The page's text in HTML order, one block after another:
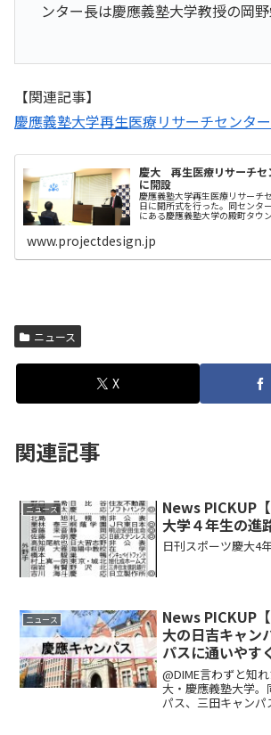
ンター長は慶應義塾大学教授の岡野
【関連記事】
慶應義塾大学再生医療リサーチセンター
慶大 再生医療リサーチセ
に開設
慶應義塾大学再生医療リサーチ
日に開所式を行った。同センタ
にある慶應義塾大学の殿町タウ
もので、センター長は慶...
www.projectdesign.jp
ニュース
X
関連記事
ニュース
News PICKUP
大学４年生の
日刊スポーツ慶大4
ニュース
News PICKUP
大の日吉キャン
パスに通いやす
い駅ランキング
@DIME言わずと知
大・慶應義塾大学
パス、三田キャン